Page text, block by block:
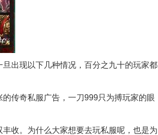
出现以下几种情况，百分之九十的玩家都
传奇私服广告，一刀999只为搏玩家的眼
收。为什么大家想要去玩私服呢，也是为